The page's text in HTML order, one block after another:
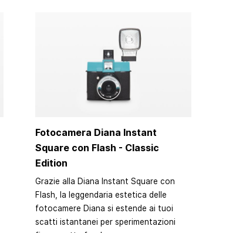
Fotocamera Diana Instant
Square con Flash - Classic
Edition
Grazie alla Diana Instant Square con
Flash, la leggendaria estetica delle
fotocamere Diana si estende ai tuoi
scatti istantanei per sperimentazioni